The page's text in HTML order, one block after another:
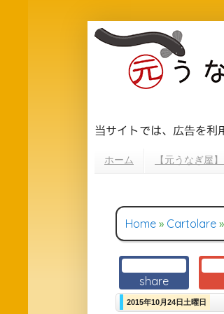
当サイトでは、広告を利
ホーム 【元うなぎ屋
Home » Cartolare »
share
2015年10月24日土曜日